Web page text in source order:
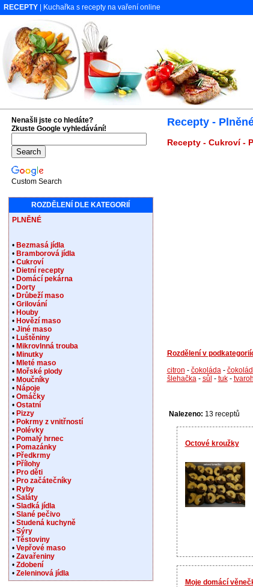
RECEPTY | Kuchařka s recepty na vaření online
Recepty -
Recepty - Cukroví -
Rozdělení v
citron - čokoláda-
šlehačka- sůl - tuk- tvaroh
Nalezeno: 13 receptů
Octové kroužky
Moje domácí
Nenašli jste co hledáte?
Zkuste Google vyhledávání!
Custom Search
ROZDĚLENÍ DLE KATEGORIÍ
PLNĚNÉ
• Bezmasá jídla
• Bramborová jídla
• Cukroví
• Dietní recepty
• Domácí pekárna
• Dorty
• Drůbeží maso
• Grilování
• Houby
• Hovězí maso
• Jiné maso
• Luštěniny
• Mikrovlnná trouba
• Minutky
• Mleté maso
• Mořské plody
• Moučníky
• Nápoje
• Omáčky
• Ostatní
• Pizzy
• Pokrmy z vnitřností
• Polévky
• Pomalý hrnec
• Pomazánky
• Předkrmy
• Přílohy
• Pro děti
• Pro začátečníky
• Ryby
• Saláty
• Sladká jídla
• Slané pečivo
• Studená kuchyně
• Sýry
• Těstoviny
• Vepřové maso
• Zavařeniny
• Zdobení
• Zeleninová jídla